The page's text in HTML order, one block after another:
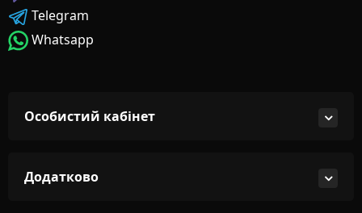
Telegram
Whatsapp
Особистий кабінет
Додатково